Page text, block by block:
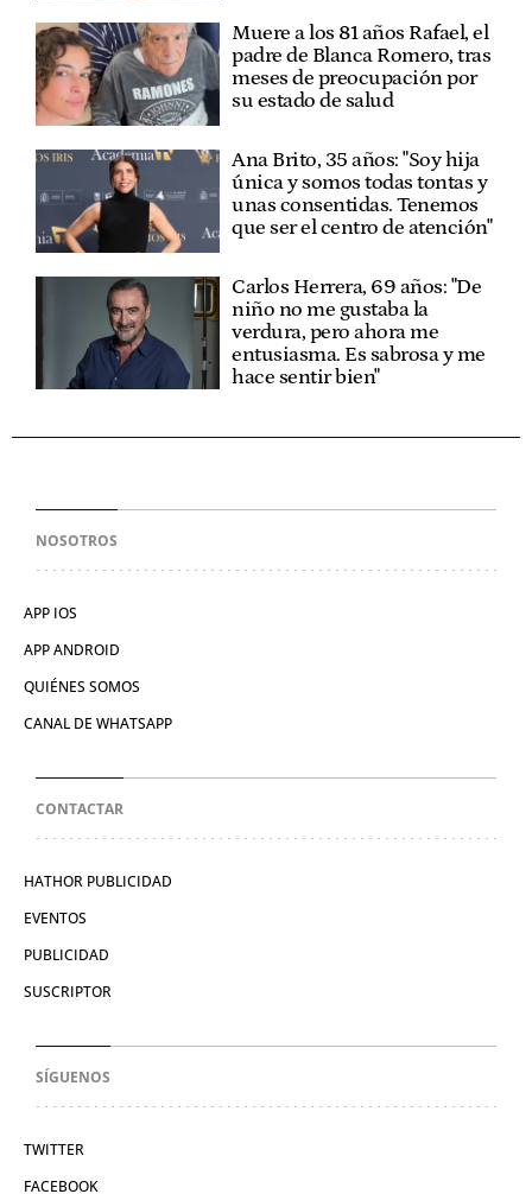
Muere a los 81 años Rafael, el
padre de Blanca Romero, tras
meses de preocupación por
su estado de salud
Ana Brito, 35 años: "Soy hija
única y somos todas tontas y
unas consentidas. Tenemos
que ser el centro de atención"
Carlos Herrera, 69 años: "De
niño no me gustaba la
verdura, pero ahora me
entusiasma. Es sabrosa y me
hace sentir bien"
NOSOTROS
APP IOS
APP ANDROID
QUIÉNES SOMOS
CANAL DE WHATSAPP
CONTACTAR
HATHOR PUBLICIDAD
EVENTOS
PUBLICIDAD
SUSCRIPTOR
SÍGUENOS
TWITTER
FACEBOOK